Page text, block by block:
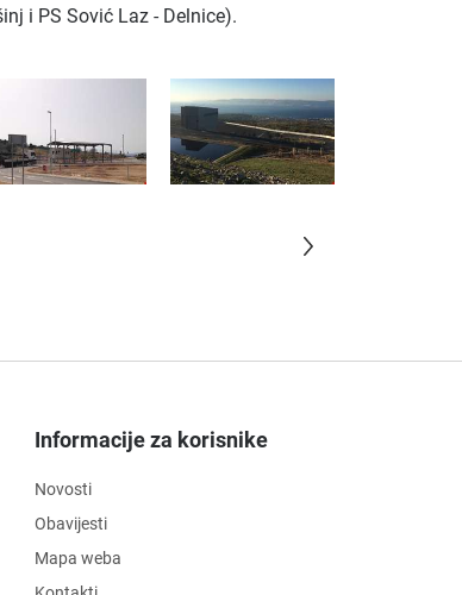
i PS Sović Laz - Delnice).
Informacije za korisnike
Novosti
Obavijesti
Mapa weba